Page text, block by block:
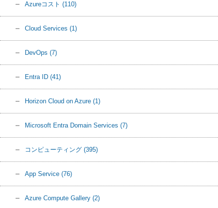
Azureコスト (110)
Cloud Services (1)
DevOps (7)
Entra ID (41)
Horizon Cloud on Azure (1)
Microsoft Entra Domain Services (7)
コンピューティング (395)
App Service (76)
Azure Compute Gallery (2)